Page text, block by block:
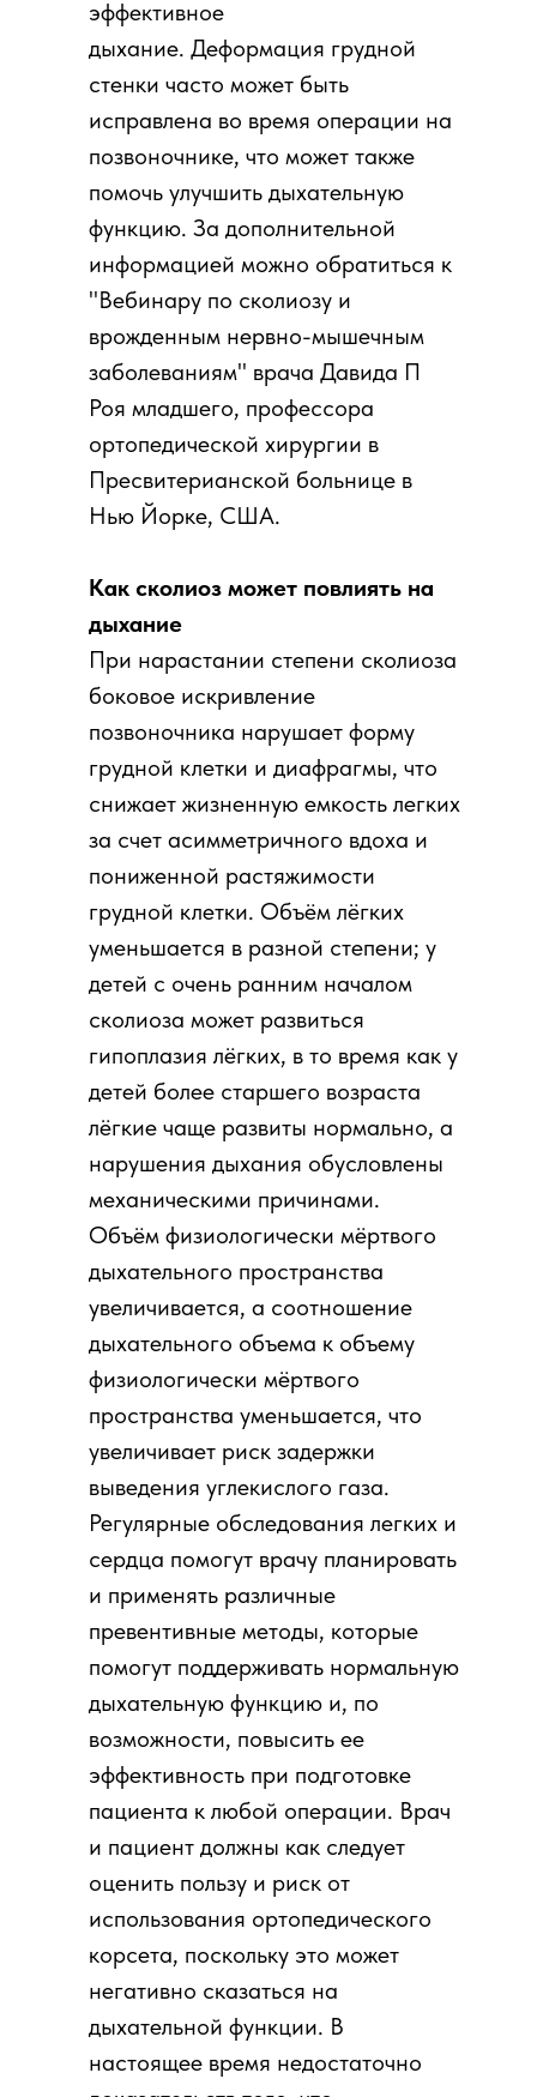
эффективное
дыхание. Деформация грудной
стенки часто может быть
исправлена во время операции на
позвоночнике, что может также
помочь улучшить дыхательную
функцию. За дополнительной
информацией можно обратиться к
"Вебинару по сколиозу и
врожденным нервно-мышечным
заболеваниям" врача Давида П
Роя младшего, профессора
ортопедической хирургии в
Пресвитерианской больнице в
Нью Йорке, США.
Как сколиоз может повлиять на
дыхание
При нарастании степени сколиоза
боковое искривление
позвоночника нарушает форму
грудной клетки и диафрагмы, что
снижает жизненную емкость легких
за счет асимметричного вдоха и
пониженной растяжимости
грудной клетки. Объём лёгких
уменьшается в разной степени; у
детей с очень ранним началом
сколиоза может развиться
гипоплазия лёгких, в то время как у
детей более старшего возраста
лёгкие чаще развиты нормально, а
нарушения дыхания обусловлены
механическими причинами.
Объём физиологически мёртвого
дыхательного пространства
увеличивается, а соотношение
дыхательного объема к объему
физиологически мёртвого
пространства уменьшается, что
увеличивает риск задержки
выведения углекислого газа.
Регулярные обследования легких и
сердца помогут врачу планировать
и применять различные
превентивные методы, которые
помогут поддерживать нормальную
дыхательную функцию и, по
возможности, повысить ее
эффективность при подготовке
пациента к любой операции. Врач
и пациент должны как следует
оценить пользу и риск от
использования ортопедического
корсета, поскольку это может
негативно сказаться на
дыхательной функции. В
настоящее время недостаточно